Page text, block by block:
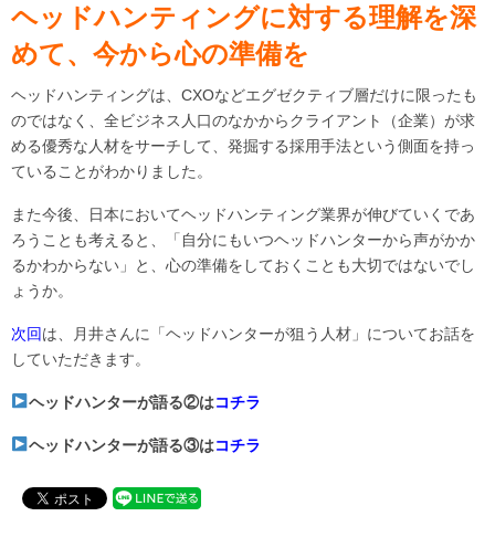
ヘッドハンティングに対する理解を深
めて、今から心の準備を
ヘッドハンティングは、CXOなどエグゼクティブ層だけに限ったも
のではなく、全ビジネス人口のなかからクライアント（企業）が求
める優秀な人材をサーチして、発掘する採用手法という側面を持っ
ていることがわかりました。
また今後、日本においてヘッドハンティング業界が伸びていくであ
ろうことも考えると、「自分にもいつヘッドハンターから声がかか
るかわからない」と、心の準備をしておくことも大切ではないでし
ょうか。
次回は、月井さんに「ヘッドハンターが狙う人材」についてお話を
していただきます。
ヘッドハンターが語る②はコチラ
ヘッドハンターが語る③はコチラ